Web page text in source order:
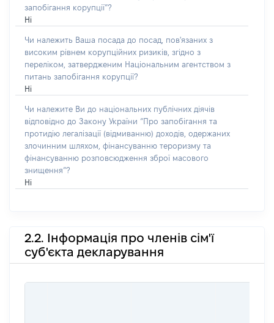
запобігання корупції”?
Ні
Чи належить Ваша посада до посад, пов'язаних з
високим рівнем корупційних ризиків, згідно з
переліком, затвердженим Національним агентством з
питань запобігання корупції?
Ні
Чи належите Ви до національних публічних діячів
відповідно до Закону України “Про запобігання та
протидію легалізації (відмиванню) доходів, одержаних
злочинним шляхом, фінансуванню тероризму та
фінансуванню розповсюдження зброї масового
знищення”?
Ні
2.2. Інформація про членів сім'ї
суб'єкта декларування